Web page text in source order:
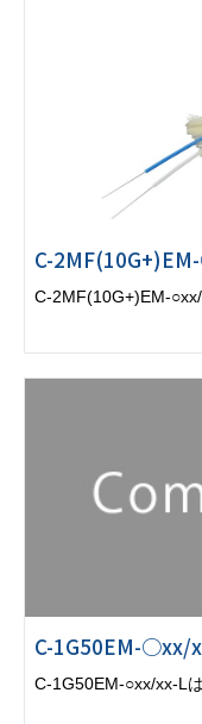
C-
C-2MF(10G+)EM-
C-1G50EM-○xx/
C-1G50EM-○xx/xx-L